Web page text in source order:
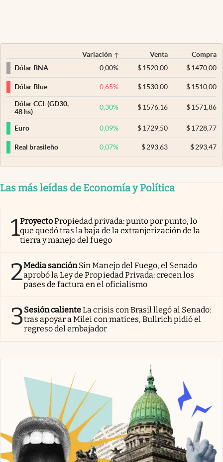
Variación Venta
Compra
Dólar BNA
0,00% $ 1520,00 $1470,00
Dólar Blue -0,65% $ 1530,00 $1510,00
Dólar CCL (GD30,
48 hs)
0,30% $ 1576,16 $1571,86
Euro 0,09% $ 1729,50 $1728,77
Real brasileño 0,07% $ 293,63 $293,47
Las más leídas de Economía y Política
1ProyectoPropiedad privada: punto por punto, lo
que quedó tras la baja de la extranjerización de la
tierra y manejo del fuego
2Media sanciónSin Manejo del Fuego, el Senado
aprobó la Ley de Propiedad Privada: crecen los
pases de factura en el oficialismo
3Sesión calienteLa crisis con Brasil llegó al Senado:
tras apoyar a Milei con matices, Bullrich pidió el
regreso del embajador